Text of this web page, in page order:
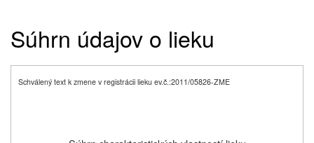
Súhrn údajov o lieku
Schválený text k zmene v registrácii lieku ev.č.:2011/05826-ZME